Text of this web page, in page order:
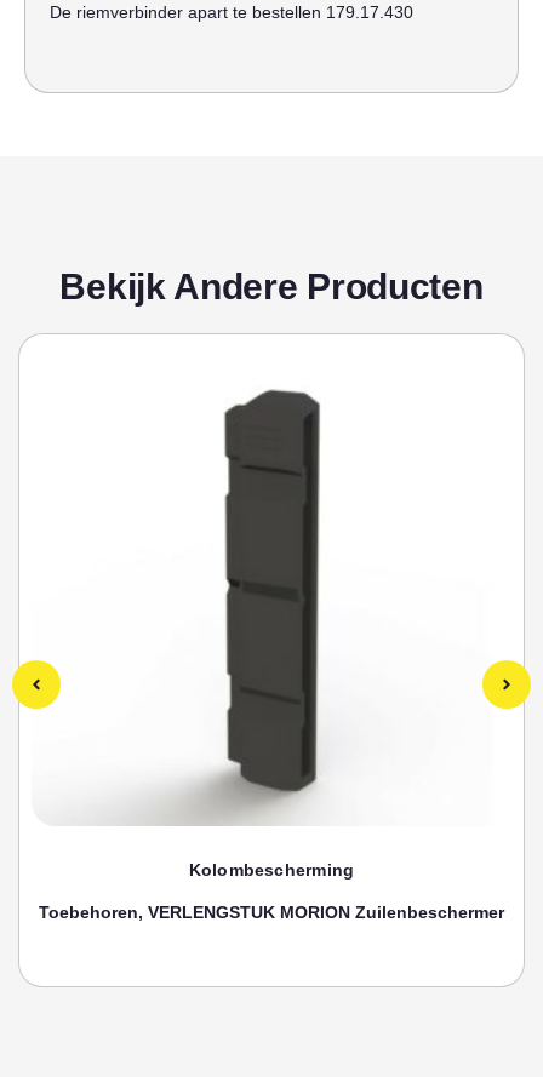
De riemverbinder apart te bestellen 179.17.430
Bekijk Andere Producten
Kolombescherming
Toebehoren, VERLENGSTUK MORION Zuilenbeschermer